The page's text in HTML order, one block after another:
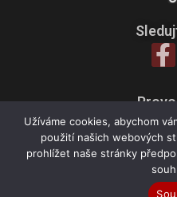
Zpracování
Všeobecné
Užíváme cookies, abychom
použití našich webových
prohlížet naše stránky